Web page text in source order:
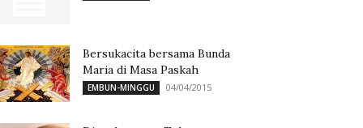
Bersukacita bersama Bunda
Maria di Masa Paskah
EMBUN-MINGGU 04/04/2015